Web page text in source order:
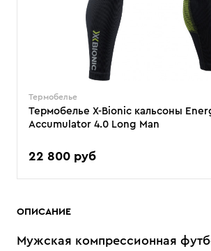
Термобелье
Термобелье X-Bionic кальсоны
Accumulator 4.0 Long Man
22 800 руб
ОПИСАНИЕ
Мужская компрессионная